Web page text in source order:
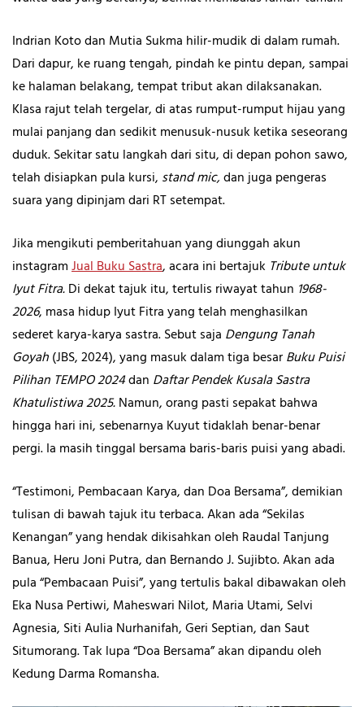
Indrian Koto dan Mutia Sukma hilir-mudik di dalam rumah.
Dari dapur, ke ruang tengah, pindah ke pintu depan, sampai
ke halaman belakang, tempat tribut akan dilaksanakan.
Klasa rajut telah tergelar, di atas rumput-rumput hijau yang
mulai panjang dan sedikit menusuk-nusuk ketika seseorang
duduk. Sekitar satu langkah dari situ, di depan pohon sawo,
telah disiapkan pula kursi, stand mic,dan juga pengeras
suara yang dipinjam dari RT setempat.
Jika mengikuti pemberitahuan yang diunggah akun
instagramJual Buku Sastra, acara ini bertajuk Tribute untuk
Iyut Fitra.Di dekat tajuk itu, tertulis riwayat tahun 1968-
2026, masa hidup Iyut Fitra yang telah menghasilkan
sederet karya-karya sastra. Sebut saja Dengung Tanah
Goyah(JBS, 2024), yang masuk dalam tiga besarBuku Puisi
Pilihan TEMPO 2024dan Daftar Pendek Kusala Sastra
Khatulistiwa 2025.Namun, orang pasti sepakat bahwa
hingga hari ini, sebenarnya Kuyut tidaklah benar-benar
pergi. Ia masih tinggal bersama baris-baris puisi yang abadi.
“Testimoni, Pembacaan Karya, dan Doa Bersama”, demikian
tulisan di bawah tajuk itu terbaca. Akan ada “Sekilas
Kenangan”yang hendak dikisahkan oleh Raudal Tanjung
Banua, Heru Joni Putra, dan Bernando J. Sujibto. Akan ada
pula “Pembacaan Puisi”,yang tertulis bakal dibawakan oleh
Eka Nusa Pertiwi, Maheswari Nilot, Maria Utami, Selvi
Agnesia, Siti Aulia Nurhanifah, Geri Septian, dan Saut
Situmorang. Tak lupa “Doa Bersama”akan dipandu oleh
Kedung Darma Romansha.